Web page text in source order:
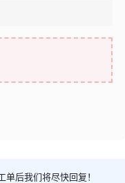
后我们将尽快回复！